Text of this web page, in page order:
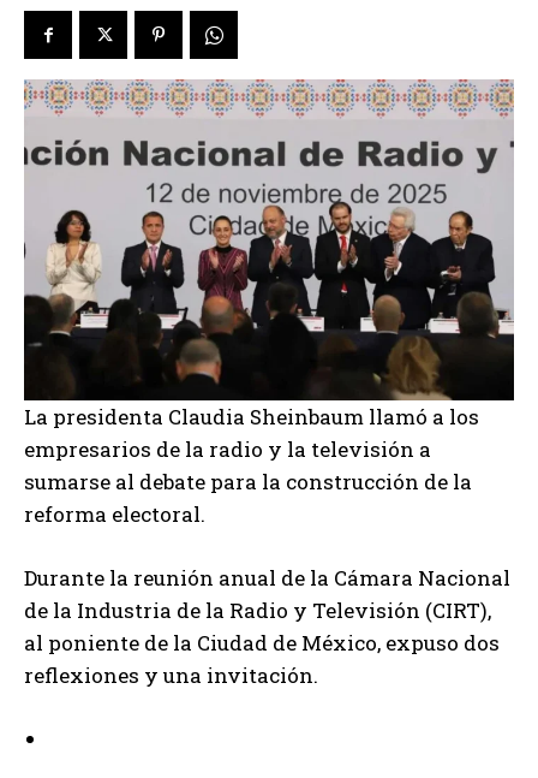
La presidenta Claudia Sheinbaum llamó a los
empresarios de la radio y la televisión a
sumarse al debate para la construcción de la
reforma electoral.
Durante la reunión anual de la Cámara Nacional
de la Industria de la Radio y Televisión (CIRT),
al poniente de la Ciudad de México, expuso dos
reflexiones y una invitación.